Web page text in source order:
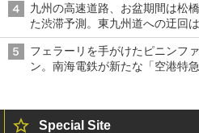
九州の高速道路、お盆期間は松
た渋滞予測。東九州道への迂回
フェラーリを手がけたピニンフ
ン。南海電鉄が新たな「空港特
Special Site